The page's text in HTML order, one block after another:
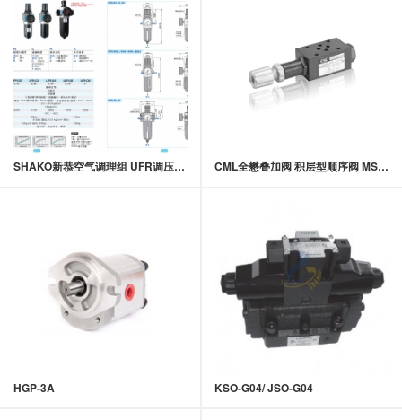
SHAKO新恭空气调理组 UFR调压过滤器 CML全懋叠加阀 积层型顺序阀 MSV-02,MSV-03系列
HGP-3A KSO-G04/ JSO-G04